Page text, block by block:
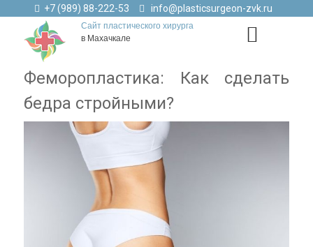
+7 (989) 88-222-53 info@plasticsurgeon-zvk.ru
Сайт пластического хирурга
в Махачкале
Феморопластика: Как сделать
бедра стройными?